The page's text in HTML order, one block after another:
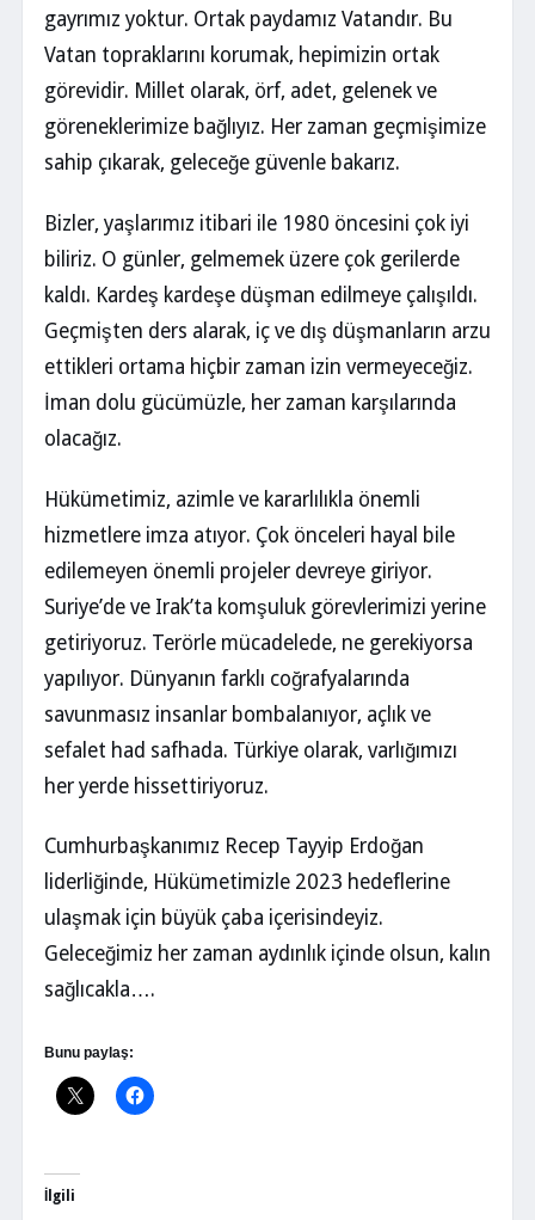
gayrımız yoktur. Ortak paydamız Vatandır. Bu
Vatan topraklarını korumak, hepimizin ortak
görevidir. Millet olarak, örf, adet, gelenek ve
göreneklerimize bağlıyız. Her zaman geçmişimize
sahip çıkarak, geleceğe güvenle bakarız.
Bizler, yaşlarımız itibari ile 1980 öncesini çok iyi
biliriz. O günler, gelmemek üzere çok gerilerde
kaldı. Kardeş kardeşe düşman edilmeye çalışıldı.
Geçmişten ders alarak, iç ve dış düşmanların arzu
ettikleri ortama hiçbir zaman izin vermeyeceğiz.
İman dolu gücümüzle, her zaman karşılarında
olacağız.
Hükümetimiz, azimle ve kararlılıkla önemli
hizmetlere imza atıyor. Çok önceleri hayal bile
edilemeyen önemli projeler devreye giriyor.
Suriye’de ve Irak’ta komşuluk görevlerimizi yerine
getiriyoruz. Terörle mücadelede, ne gerekiyorsa
yapılıyor. Dünyanın farklı coğrafyalarında
savunmasız insanlar bombalanıyor, açlık ve
sefalet had safhada. Türkiye olarak, varlığımızı
her yerde hissettiriyoruz.
Cumhurbaşkanımız Recep Tayyip Erdoğan
liderliğinde, Hükümetimizle 2023 hedeflerine
ulaşmak için büyük çaba içerisindeyiz.
Geleceğimiz her zaman aydınlık içinde olsun, kalın
sağlıcakla….
Bunu paylaş:
İlgili